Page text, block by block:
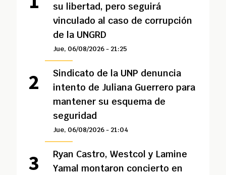
su libertad, pero seguirá
vinculado al caso de corrupción
de la UNGRD
Jue, 06/08/2026 - 21:25
Sindicato de la UNP denuncia
intento de Juliana Guerrero para
mantener su esquema de
seguridad
Jue, 06/08/2026 - 21:04
Ryan Castro, Westcol y Lamine
Yamal montaron concierto en